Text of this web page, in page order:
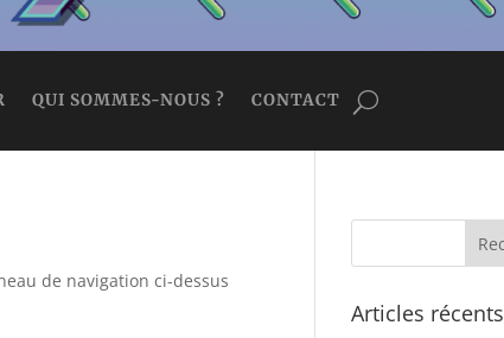
QUI SOMMES-NOUS ? CONTACT
de navigation ci-dessus
Articles récents